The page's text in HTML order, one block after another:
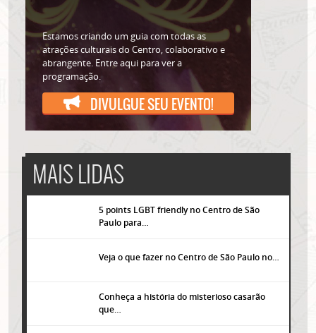
Estamos criando um guia com todas as
atrações culturais do Centro, colaborativo e
abrangente. Entre aqui para ver a
programação.
DIVULGUE SEU EVENTO!
MAIS LIDAS
5 points LGBT friendly no Centro de São
Paulo para…
Veja o que fazer no Centro de São Paulo no…
Conheça a história do misterioso casarão
que…